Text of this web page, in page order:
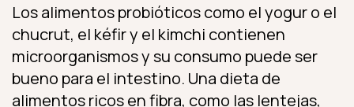
Los alimentos probióticos como el yogur o el
chucrut, el kéfir y el kimchi contienen
microorganismos y su consumo puede ser
bueno para el intestino. Una dieta de
alimentos ricos en fibra, como las lentejas,